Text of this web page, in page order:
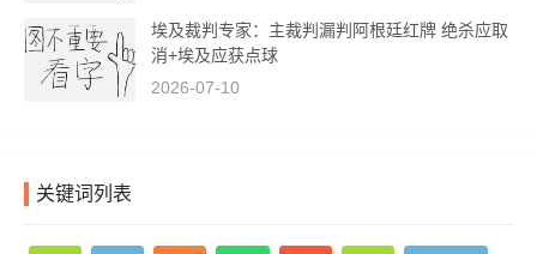
埃及裁判专家：主裁判漏判阿根廷红牌 绝杀应取
消+埃及应获点球
2026-07-10
关键词列表